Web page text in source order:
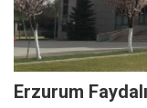
Erzurum